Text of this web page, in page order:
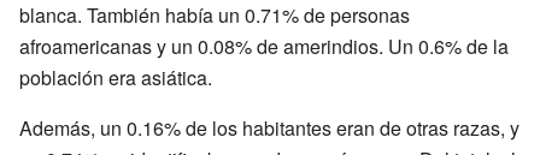
blanca. También había un 0.71% de personas
afroamericanas y un 0.08% de amerindios. Un 0.6% de la
población era asiática.
Además, un 0.16% de los habitantes eran de otras razas, y